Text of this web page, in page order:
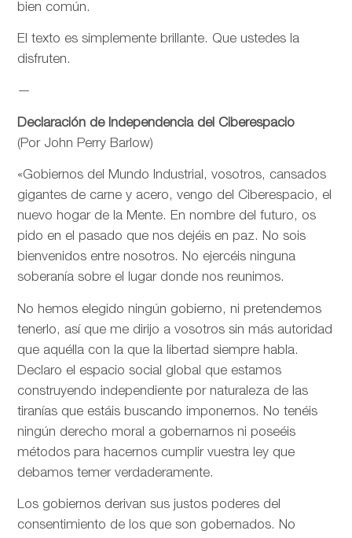
bien común.
El texto es simplemente brillante. Que ustedes la
disfruten.
—
Declaración de Independencia del Ciberespacio
(Por John Perry Barlow)
«Gobiernos del Mundo Industrial, vosotros, cansados
gigantes de carne y acero, vengo del Ciberespacio, el
nuevo hogar de la Mente. En nombre del futuro, os
pido en el pasado que nos dejéis en paz. No sois
bienvenidos entre nosotros. No ejercéis ninguna
soberanía sobre el lugar donde nos reunimos.
No hemos elegido ningún gobierno, ni pretendemos
tenerlo, así que me dirijo a vosotros sin más autoridad
que aquélla con la que la libertad siempre habla.
Declaro el espacio social global que estamos
construyendo independiente por naturaleza de las
tiranías que estáis buscando imponernos. No tenéis
ningún derecho moral a gobernarnos ni poseéis
métodos para hacernos cumplir vuestra ley que
debamos temer verdaderamente.
Los gobiernos derivan sus justos poderes del
consentimiento de los que son gobernados. No